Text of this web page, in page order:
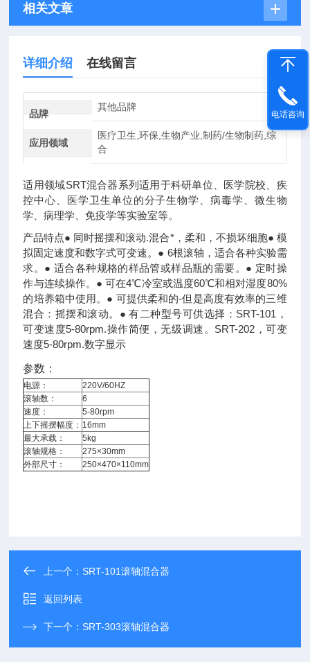
相关文章
详细介绍 在线留言
品牌
其他品牌
应用领域
医疗卫生,环保,生物产业,制药/生物制药,综
合
适用领域SRT混合器系列适用于科研单位、医学院校、疾
控中心、医学卫生单位的分子生物学、病毒学、微生物
学、病理学、免疫学等实验室等。
产品特点● 同时摇摆和滚动.混合*，柔和，不损坏细胞● 模
拟固定速度和数字式可变速。● 6根滚轴，适合各种实验需
求。● 适合各种规格的样品管或样品瓶的需要。● 定时操
作与连续操作。● 可在4℃冷室或温度60℃和相对湿度80%
的培养箱中使用。● 可提供柔和的-但是高度有效率的三维
混合：摇摆和滚动。● 有二种型号可供选择：SRT-101，
可变速度5-80rpm.操作简便，无级调速。SRT-202，可变
速度5-80rpm.数字显示
参数：
电源：
220V/60HZ
滚轴数：
6
速度：
5-80rpm
上下摇摆幅度： 16mm
最大承载：
5kg
滚轴规格：
275×30mm
外部尺寸：
250×470×110mm
上一个：SRT-101滚轴混合器
返回列表
下一个：SRT-303滚轴混合器
电话咨询